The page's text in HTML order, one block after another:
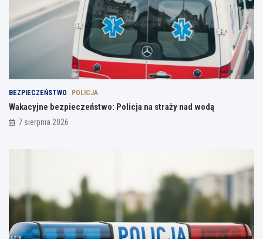
BEZPIECZEŃSTWO POLICJA
Wakacyjne bezpieczeństwo: Policja na straży nad wodą
7 sierpnia 2026